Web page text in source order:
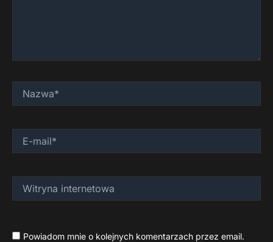
mail*
internetowa
Powiadom mnie o kolejnych komentarzach przez email.